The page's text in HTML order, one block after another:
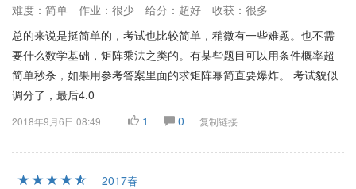
难度：简单
作业：很少 给分：超好
收获：很多
总的来说是挺简单的，考试也比较简单，稍微有一些难题。也不需
要什么数学基础，矩阵乘法之类的。有某些题目可以用条件概率超
简单秒杀，如果用参考答案里面的求矩阵幂简直要爆炸。 考试貌似
调分了，最后4.0
2018年9月6日 08:49 1 0 复制链接
2017春